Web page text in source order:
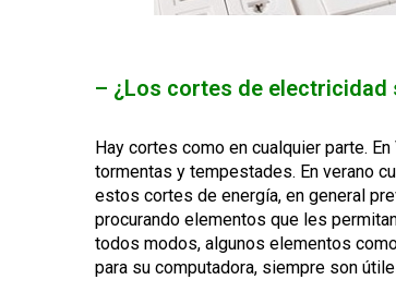
– ¿Los cortes de electricidad
Hay cortes como en cualquier parte.
tormentas y tempestades. En verano
estos cortes de energía, en general
procurando elementos que les
todos modos, algunos elementos
para su computadora, siempre son